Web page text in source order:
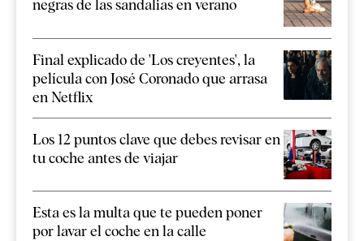
negras de las sandalias en verano
Final explicado de 'Los creyentes', la
película con José Coronado que arrasa
en Netflix
Los 12 puntos clave que debes revisar en
tu coche antes de viajar
Esta es la multa que te pueden poner
por lavar el coche en la calle